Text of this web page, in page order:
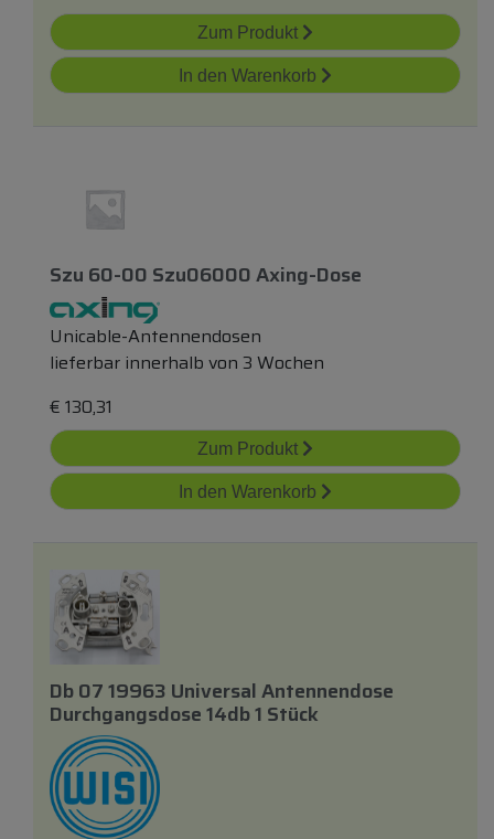
Zum Produkt
In den Warenkorb
Szu 60-00 Szu06000 Axing-Dose
Unicable-Antennendosen
lieferbar innerhalb von 3 Wochen
€ 130,31
Zum Produkt
In den Warenkorb
Db 07 19963 Universal Antennendose
Durchgangsdose 14db 1 Stück